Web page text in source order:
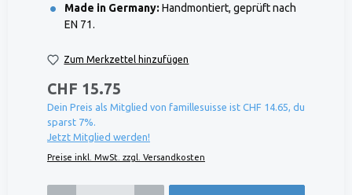
Made in Germany: Handmontiert, geprüft nach
EN 71.
Zum Merkzettel hinzufügen
CHF 15.75
Dein Preis als Mitglied von famillesuisse ist CHF 14.65, du
sparst 7%.
Jetzt Mitglied werden!
Preise inkl. MwSt. zzgl. Versandkosten